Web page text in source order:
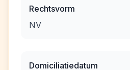
Rechtsvorm
NV
Domiciliatiedatum